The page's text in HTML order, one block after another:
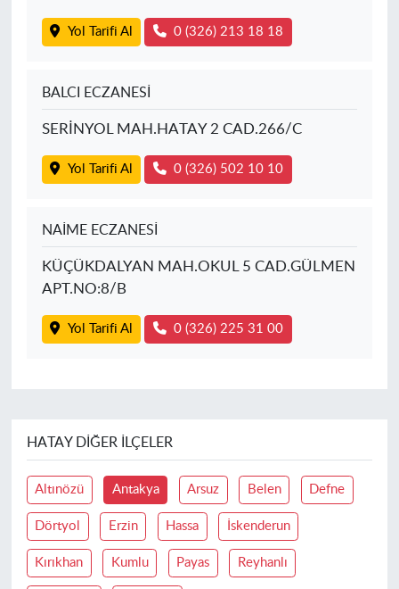
Yol Tarifi Al 0 (326) 213 18 18
BALCI ECZANESİ
SERİNYOL MAH.HATAY 2 CAD.266/C
Yol Tarifi Al 0 (326) 502 10 10
NAİME ECZANESİ
KÜÇÜKDALYAN MAH.OKUL 5 CAD.GÜLMEN
APT.NO:8/B
Yol Tarifi Al 0 (326) 225 31 00
HATAY DIĞER İLÇELER
Altınözü Antakya Arsuz Belen Defne
Dörtyol Erzin Hassa İskenderun
Kırıkhan Kumlu Payas Reyhanlı